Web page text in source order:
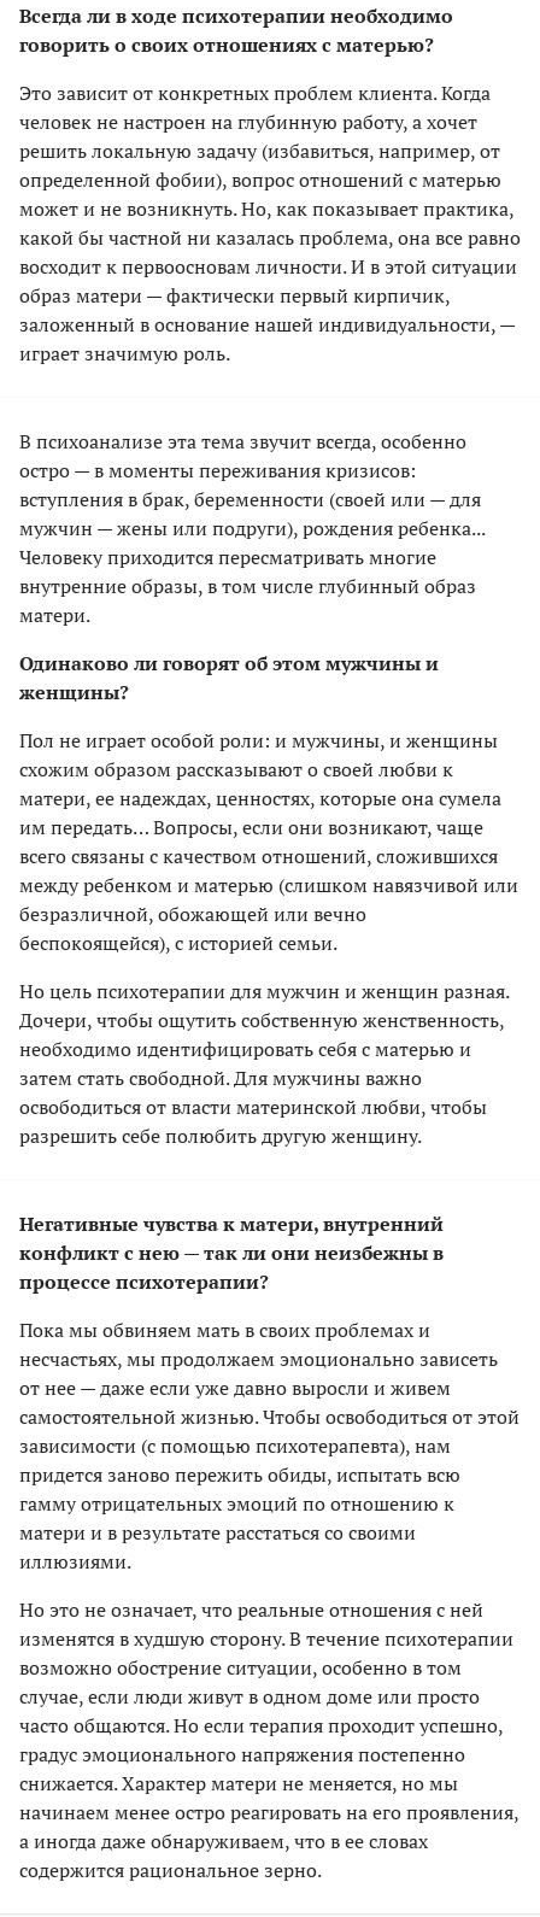
Всегда ли в ходе психотерапии необходимо
говорить о своих отношениях с матерью?
Это зависит от конкретных проблем клиента. Когда
человек не настроен на глубинную работу, а хочет
решить локальную задачу (избавиться, например, от
определенной фобии), вопрос отношений с матерью
может и не возникнуть. Но, как показывает практика,
какой бы частной ни казалась проблема, она все равно
восходит к первоосновам личности. И в этой ситуации
образ матери — фактически первый кирпичик,
заложенный в основание нашей индивидуальности, —
играет значимую роль.
В психоанализе эта тема звучит всегда, особенно
остро — в моменты переживания кризисов:
вступления в брак, беременности (своей или — для
мужчин — жены или подруги), рождения ребенка...
Человеку приходится пересматривать многие
внутренние образы, в том числе глубинный образ
матери.
Одинаково ли говорят об этом мужчины и
женщины?
Пол не играет особой роли: и мужчины, и женщины
схожим образом рассказывают о своей любви к
матери, ее надеждах, ценностях, которые она сумела
им передать… Вопросы, если они возникают, чаще
всего связаны с качеством отношений, сложившихся
между ребенком и матерью (слишком навязчивой или
безразличной, обожающей или вечно
беспокоящейся), с историей семьи.
Но цель психотерапии для мужчин и женщин разная.
Дочери, чтобы ощутить собственную женственность,
необходимо идентифицировать себя с матерью и
затем стать свободной. Для мужчины важно
освободиться от власти материнской любви, чтобы
разрешить себе полюбить другую женщину.
Негативные чувства к матери, внутренний
конфликт с нею — так ли они неизбежны в
процессе психотерапии?
Пока мы обвиняем мать в своих проблемах и
несчастьях, мы продолжаем эмоционально зависеть
от нее — даже если уже давно выросли и живем
самостоятельной жизнью. Чтобы освободиться от этой
зависимости (с помощью психотерапевта), нам
придется заново пережить обиды, испытать всю
гамму отрицательных эмоций по отношению к
матери и в результате расстаться со своими
иллюзиями.
Но это не означает, что реальные отношения с ней
изменятся в худшую сторону. В течение психотерапии
возможно обострение ситуации, особенно в том
случае, если люди живут в одном доме или просто
часто общаются. Но если терапия проходит успешно,
градус эмоционального напряжения постепенно
снижается. Характер матери не меняется, но мы
начинаем менее остро реагировать на его проявления,
а иногда даже обнаруживаем, что в ее словах
содержится рациональное зерно.